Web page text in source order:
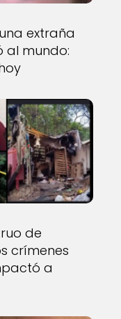
extraña
al mundo:
de
crímenes
a